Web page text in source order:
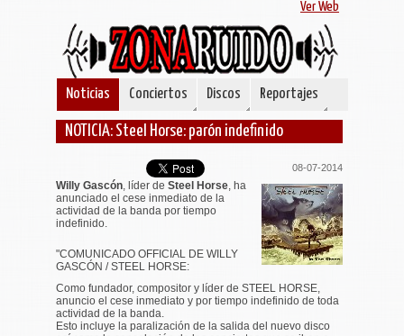
Ver Web
Noticias Conciertos Discos Reportajes
NOTICIA: Steel Horse: parón indefinido
08-07-2014
Willy Gascón , líder de Steel Horse , ha
anunciado el cese inmediato de la
actividad de la banda por tiempo
indefinido.
"COMUNICADO OFFICIAL DE WILLY
GASCÓN / STEEL HORSE:
Como fundador, compositor y líder de STEEL HORSE,
anuncio el cese inmediato y por tiempo indefinido de toda
actividad de la banda.
Esto incluye la paralización de la salida del nuevo disco